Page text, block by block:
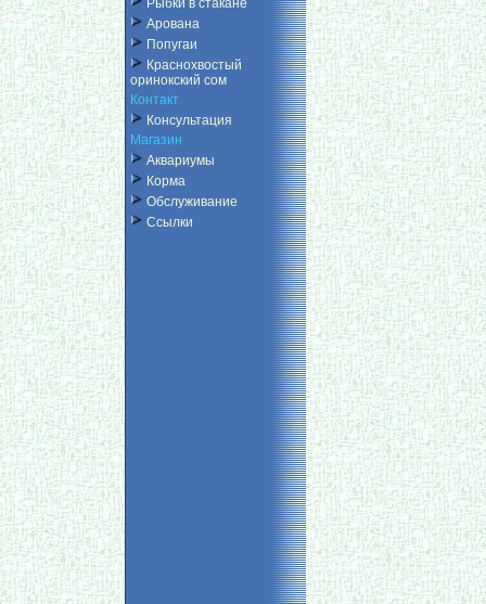
Рыбки в стакане
Арована
Попугаи
Краснохвостый
оринокский сом
Контакт
Консультация
Магазин
Аквариумы
Корма
Обслуживание
Ссылки